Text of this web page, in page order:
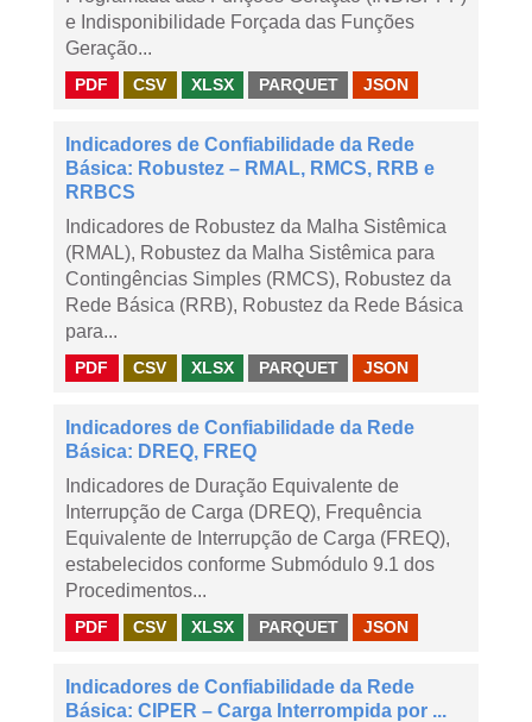
e Indisponibilidade Forçada das Funções
Geração...
PDF CSV XLSX PARQUET JSON
Indicadores de Confiabilidade da Rede
Básica: Robustez – RMAL, RMCS, RRB e
RRBCS
Indicadores de Robustez da Malha Sistêmica
(RMAL), Robustez da Malha Sistêmica para
Contingências Simples (RMCS), Robustez da
Rede Básica (RRB), Robustez da Rede Básica
para...
PDF CSV XLSX PARQUET JSON
Indicadores de Confiabilidade da Rede
Básica: DREQ, FREQ
Indicadores de Duração Equivalente de
Interrupção de Carga (DREQ), Frequência
Equivalente de Interrupção de Carga (FREQ),
estabelecidos conforme Submódulo 9.1 dos
Procedimentos...
PDF CSV XLSX PARQUET JSON
Indicadores de Confiabilidade da Rede
Básica: CIPER – Carga Interrompida por ...